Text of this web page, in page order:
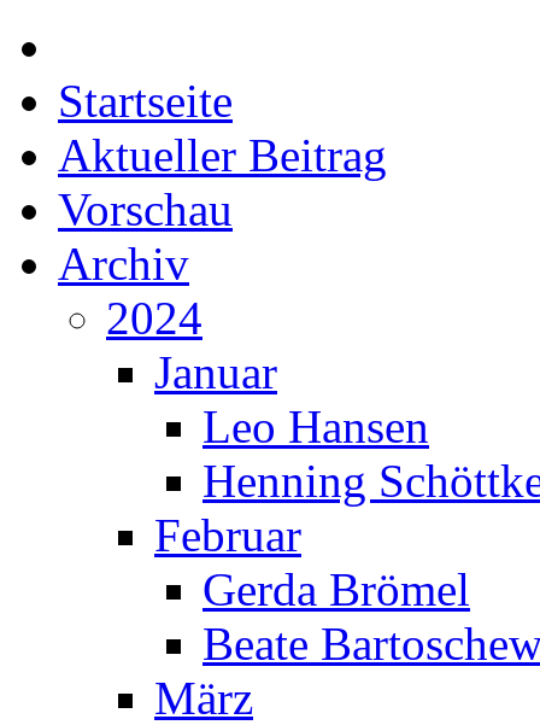
Startseite
Aktueller Beitrag
Vorschau
Archiv
2024
Januar
Leo Hansen
Henning
Februar
Gerda Brömel
Beate
März